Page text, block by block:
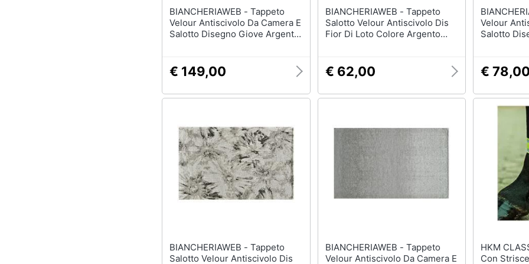
BIANCHERIAWEB - Tappeto
Velour Antiscivolo Da Camera E
Salotto Disegno Giove Argento
€ 149,00
BIANCHERIAWEB - Tappeto
Salotto Velour Antiscivolo Dis
Fior Di Loto Colore Argento
€ 62,00
Velour
Salotto
€
BIANCHERIAWEB - Tappeto
Salotto Velour Antiscivolo Dis
BIANCHERIAWEB - Tappeto
Velour Antiscivolo Da Camera E
HKM CLASSIC -
Con